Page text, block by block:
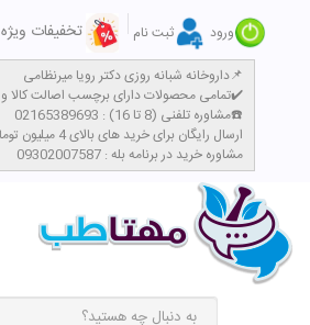
ورود ثبت نام تخفیفات ویژه
داروخانه شبانه روزی دکتر رویا میرنظامی📌
تمامی محصولات دارای برچسب اصالت کالا و سیب سلامت میباشند✔️
مشاوره تلفنی (8 تا 16) : 02165389693☎️
​ارسال رایگان برای خرید های بالای 4 میلیون تومان با پست پیشتاز
مشاوره خرید در برنامه بله : 09302007587